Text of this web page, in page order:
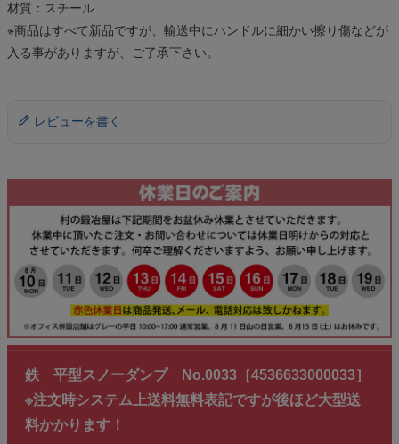
材質：スチール
※商品はすべて新品ですが、輸送中にハンドルに細かい擦り傷などが
入る事がありますが、ご了承下さい。
レビューを書く
鉄 平型スノーダンプ No.0033［4536633000033］
※注文時システム上送料無料表記ですが後ほど大型送
料かかります！